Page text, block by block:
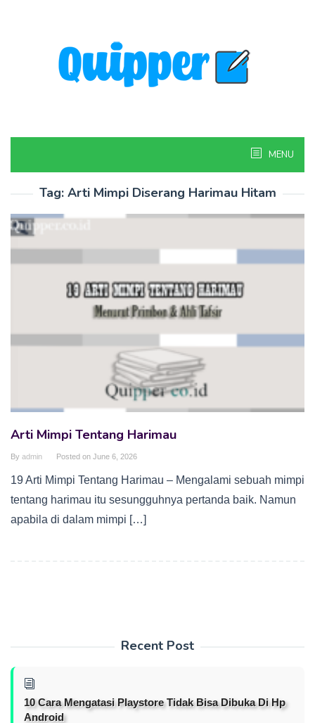
MENU
Tag: Arti Mimpi Diserang Harimau Hitam
Arti Mimpi Tentang Harimau
By admin Posted on June 6, 2026
19 Arti Mimpi Tentang Harimau – Mengalami sebuah mimpi
tentang harimau itu sesungguhnya pertanda baik. Namun
apabila di dalam mimpi […]
Recent Post
10 Cara Mengatasi Playstore Tidak Bisa Dibuka Di Hp
Android